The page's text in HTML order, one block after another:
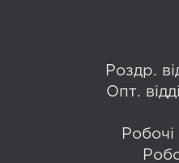
Роздр.
Опт.